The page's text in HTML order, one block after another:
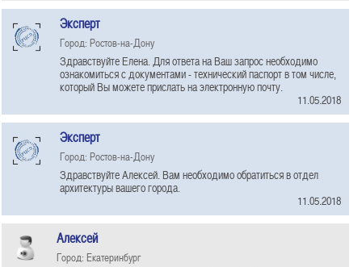
Эксперт
Город: Ростов-на-Дону
Здравствуйте Елена. Для ответа на Ваш запрос необходимо
ознакомиться с документами - технический паспорт в том числе,
который Вы можете прислать на электронную почту.
11.05.2018
Эксперт
Город: Ростов-на-Дону
Здравствуйте Алексей. Вам необходимо обратиться в отдел
архитектуры вашего города.
11.05.2018
Алексей
Город: Екатеринбург